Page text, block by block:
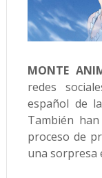
MONTE
redes
español de
También
proceso de
una sorpresa